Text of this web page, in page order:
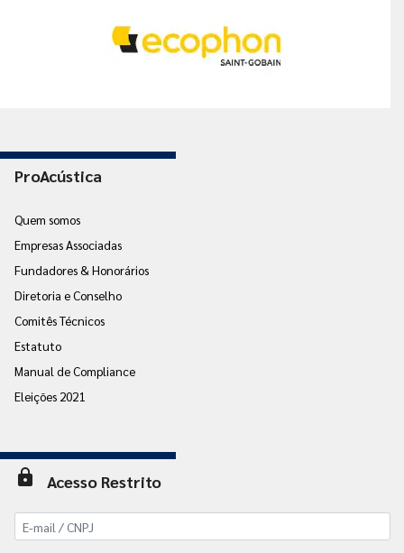
ProAcústica
Quem somos
Empresas Associadas
Fundadores & Honorários
Diretoria e Conselho
Comitês Técnicos
Estatuto
Manual de Compliance
Eleições 2021
lock Acesso Restrito